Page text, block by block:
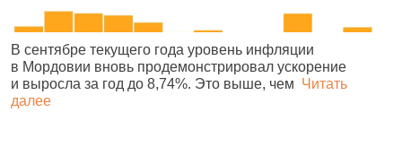
В сентябре текущего года уровень инфляции
в Мордовии вновь продемонстрировал ускорение
и выросла за год до 8,74%. Это выше, чем Читать
далее